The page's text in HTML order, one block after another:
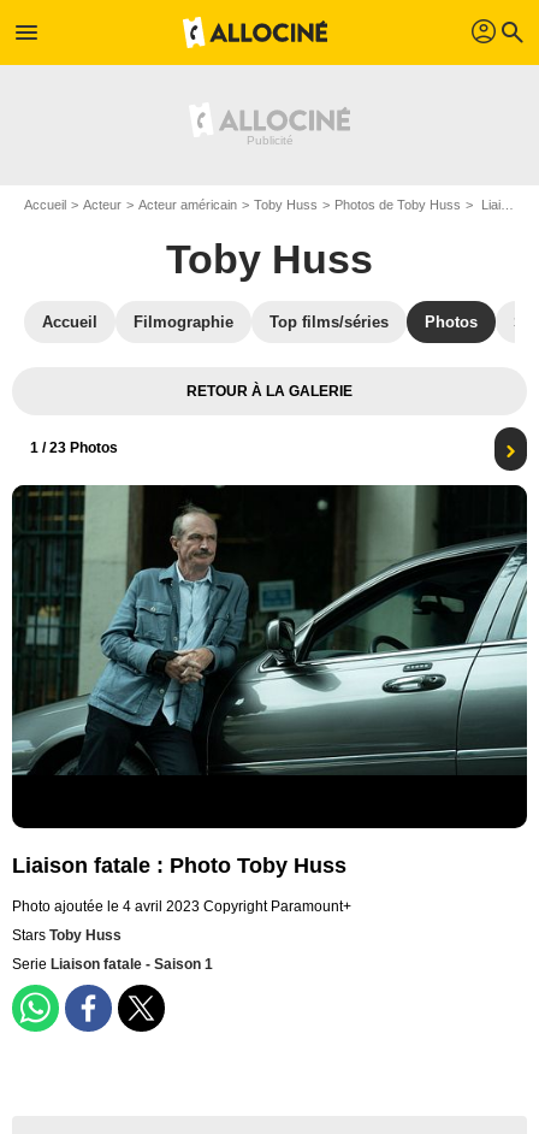
menu profil search
Accueil Acteur Acteur américain Toby Huss Photos de Toby Huss Liaison fatale : Photo Toby Huss
Toby Huss
Accueil Filmographie Top films/séries Photos
RETOUR À LA GALERIE
1 / 23 Photos
Liaison fatale : Photo Toby Huss
Photo ajoutée le 4 avril 2023 Copyright Paramount+
Stars Toby Huss
Serie Liaison fatale - Saison 1